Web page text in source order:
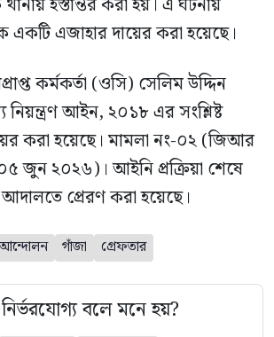
একটি এজাহার দায়ের করা হয়েছে।
কর্মকর্তা (ওসি) সেলিম উদ্দিন
নিয়ন্ত্রণ আইন, ২০১৮ এর সংশ্লিষ্ট
করা হয়েছে। মামলা নং-০২ (জিআর
জুন ২০২৬)। আইনি প্রক্রিয়া শেষে
প্রেরণ করা হয়েছে।
গাঁজা গ্রেফতার
বলে মনে হয়?